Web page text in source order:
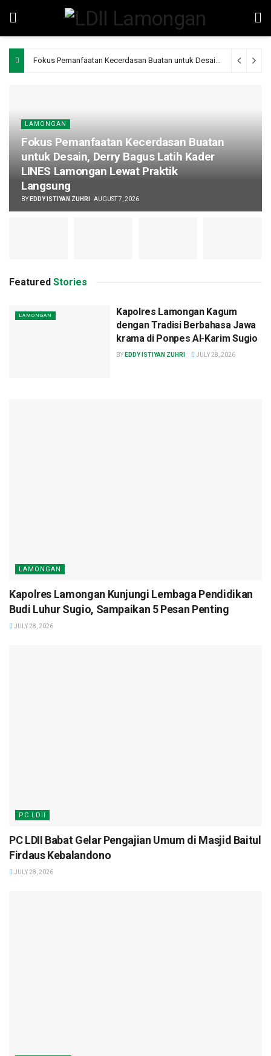
Fokus Pemanfaatan Kecerdasan Buatan untuk Desain, Derry Bagus Latih Kader LINES Lamongan Lewat Praktik Langsung
LAMONGAN
Fokus Pemanfaatan Kecerdasan Buatan
untuk Desain, Derry Bagus Latih Kader
LINES Lamongan Lewat Praktik
Langsung
BY EDDY ISTIYAN ZUHRI AUGUST 7, 2026
Featured Stories
LAMONGAN
Kapolres Lamongan Kagum
dengan Tradisi Berbahasa Jawa
krama di Ponpes Al-Karim Sugio
BY EDDY ISTIYAN ZUHRI JULY 28, 2026
LAMONGAN
Kapolres Lamongan Kunjungi Lembaga Pendidikan
Budi Luhur Sugio, Sampaikan 5 Pesan Penting
JULY 28, 2026
PC LDII
PC LDII Babat Gelar Pengajian Umum di Masjid Baitul
Firdaus Kebalandono
JULY 28, 2026